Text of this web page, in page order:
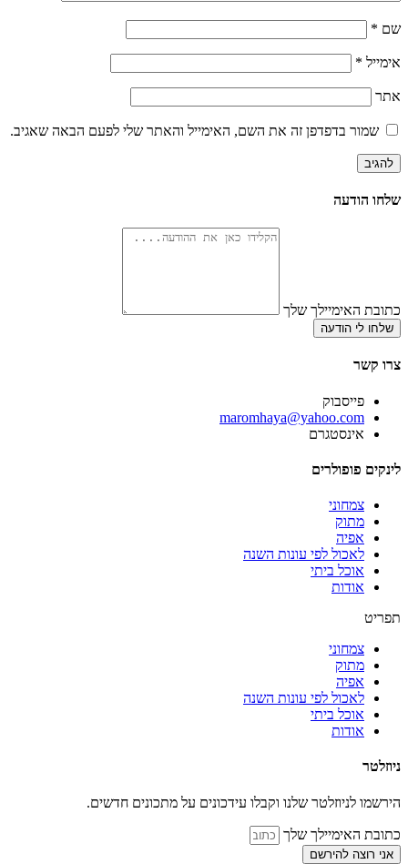
שם *
אימייל *
אתר
שמור בדפדפן זה את השם, האימייל והאתר שלי לפעם הבאה שאגיב.
שלחו הודעה
כתובת האימיילך שלך
שלחו לי הודעה
צרו קשר
פייסבוק
‫maromhaya@yahoo.com
אינסטגרם
לינקים פופולרים
צמחוני
מתוק
אפיה
לאכול לפי עונות השנה
אוכל ביתי
אודות
תפריט
צמחוני
מתוק
אפיה
לאכול לפי עונות השנה
אוכל ביתי
אודות
ניוזלטר
הירשמו לניוזלטר שלנו וקבלו עידכונים על מתכונים חדשים.
כתובת האימיילך שלך
אני רוצה להירשם